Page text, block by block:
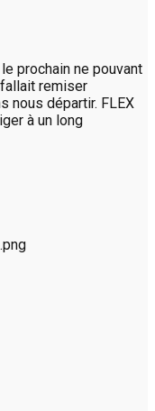
prochain ne pouvant
remiser
nous départir. FLEX
à un long